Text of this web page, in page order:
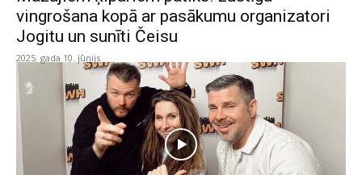
vingrošana kopā ar pasākumu organizatori
Jogitu un sunīti Čeisu
2025. gada 10. jūnijs